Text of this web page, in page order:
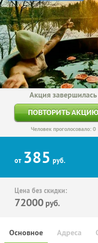
Акция завершилась
ПОВТОРИТЬ АКЦИЮ
Человек проголосовало: 0
от 385 руб.
Цена без скидки:
72000 руб.
Основное Адреса